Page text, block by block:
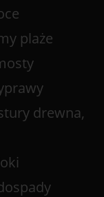
plaże
drewna,